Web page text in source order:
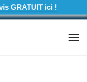
GRATUIT ici !